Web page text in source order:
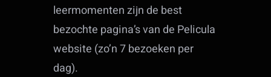
leermomenten zijn de best
bezochte pagina’s van de Pelicula
website (zo’n 7 bezoeken per
dag).